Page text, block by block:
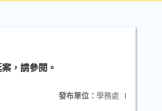
，請參閱。
發布單位： 學務處 |